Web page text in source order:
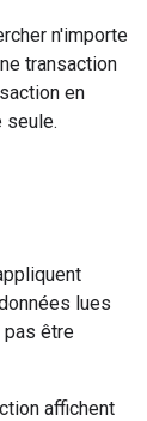
n'importe
transaction
en
seule.
lues
pas être
affichent